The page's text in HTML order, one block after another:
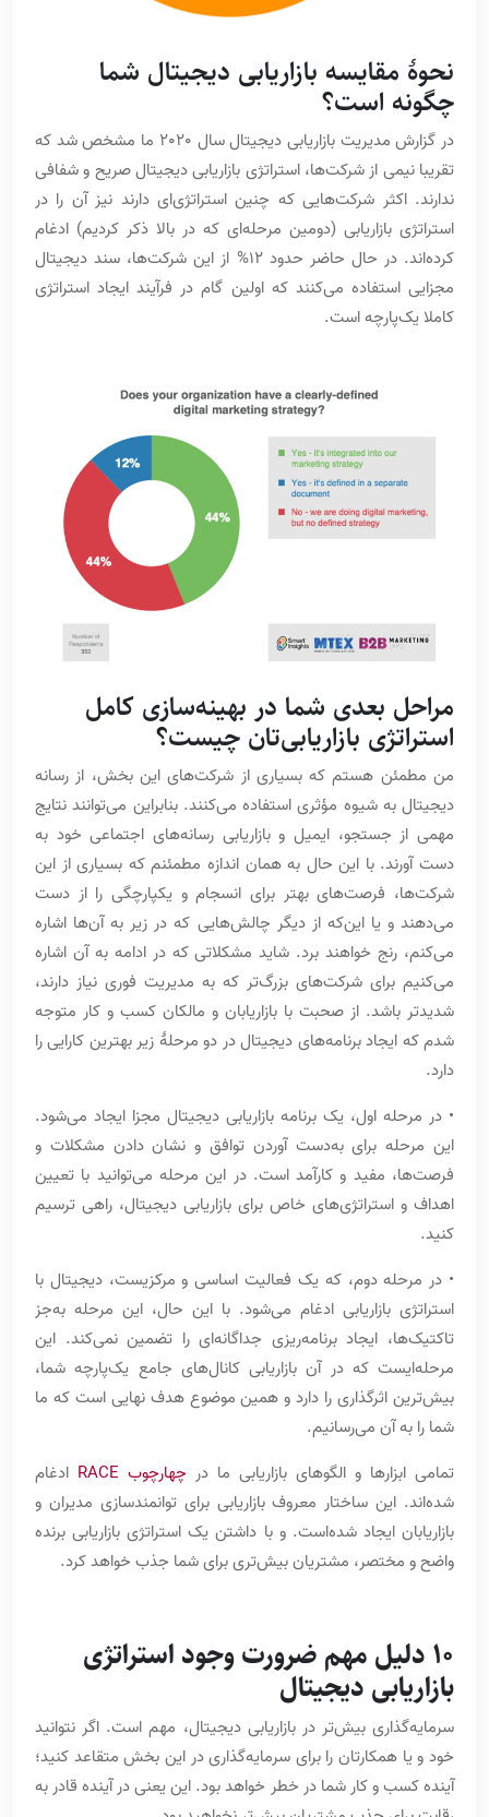
نحوۀ مقایسه بازاریابی دیجیتال شما
چگونه است؟
در گزارش مدیریت بازاریابی دیجیتال سال 2020 ما مشخص شد که
تقریبا نیمی از شرکت‌ها، استراتژی بازاریابی دیجیتال صریح و شفافی
ندارند. اکثر شرکت‌هایی که چنین استراتژی‌ای دارند نیز آن را در
استراتژی بازاریابی (دومین مرحله‌ای که در بالا ذکر کردیم) ادغام
کرده‌اند. در حال حاضر حدود 12% از این شرکت‌ها، سند دیجیتال
مجزایی استفاده می‌کنند که اولین گام در فرآیند ایجاد استراتژی
کاملا یک‌پارچه است.
مراحل بعدی شما در بهینه‌سازی کامل
استراتژی بازاریابی‌تان چیست؟
من مطمئن هستم که بسیاری از شرکت‌های این بخش، از رسانه‌
دیجیتال به شیوه مؤثری استفاده می‌کنند. بنابراین می‎‌توانند نتایج
مهمی از جستجو، ایمیل و بازاریابی رسانه‌های اجتماعی خود به
دست آورند. با این حال به همان اندازه مطمئنم که بسیاری از این
شرکت‌ها، فرصت‌های بهتر برای انسجام و یکپارچگی را از دست
می‌دهند و یا این‌که از دیگر چالش‌هایی که در زیر به آن‌ها اشاره
می‌کنم، رنج خواهند برد. شاید مشکلاتی که در ادامه به آن اشاره
می‌کنیم برای شرکت‌های بزرگ‌تر که به مدیریت فوری نیاز دارند،
شدیدتر باشد. از صحبت با بازاریابان و مالکان کسب و کار متوجه
شدم که ایجاد برنامه‌های دیجیتال در دو مرحلۀ زیر بهترین کارایی را
دارد.
• در مرحله اول، یک برنامه بازاریابی دیجیتال مجزا ایجاد می‌شود.
این مرحله برای به‌دست آوردن توافق و نشان دادن مشکلات و
فرصت‌ها، مفید و کارآمد است. در این مرحله می‌توانید با تعیین
اهداف و استراتژی‌های خاص برای بازاریابی دیجیتال، راهی ترسیم
کنید.
• در مرحله دوم، که یک فعالیت اساسی و مرکزیست، دیجیتال با
استراتژی بازاریابی ادغام می‌شود. با این حال، این مرحله به‌جز
تاکتیک‌ها، ایجاد برنامه‌ریزی جداگانه‌ای را تضمین نمی‌کند. این
مرحله‌ایست که در آن بازاریابی کانال‌های جامع یک‌پارچه شما،
بیش‌ترین اثرگذاری را دارد و همین موضوع هدف نهایی است که ما
شما را به آن می‌رسانیم.
تمامی ابزارها و الگوهای بازاریابی ما در چهارچوب RACE
ادغام
شده‌اند. این ساختار معروف بازاریابی برای توانمندسازی مدیران و
بازاریابان ایجاد شده‌است. و با داشتن یک استراتژی بازاریابی برنده
واضح و مختصر، مشتریان بیش‌تری برای شما جذب خواهد کرد.
10 دلیل مهم ضرورت وجود استراتژی
بازاریابی دیجیتال
سرمایه‌گذاری بیش‌تر در بازاریابی دیجیتال، مهم است. اگر نتوانید
خود و یا همکارتان را برای سرمایه‌گذاری در این بخش متقاعد کنید؛
آینده کسب و کار شما در خطر خواهد بود. این یعنی در آینده قادر به